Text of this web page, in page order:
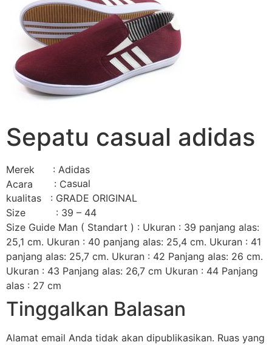
Sepatu casual adidas
Merek : Adidas
Acara : Casual
kualitas : GRADE ORIGINAL
Size : 39 – 44
Size Guide Man ( Standart ) : Ukuran : 39 panjang alas:
25,1 cm. Ukuran : 40 panjang alas: 25,4 cm. Ukuran : 41
panjang alas: 25,7 cm. Ukuran : 42 Panjang alas: 26 cm.
Ukuran : 43 Panjang alas: 26,7 cm Ukuran : 44 Panjang
alas : 27 cm
Tinggalkan Balasan
Alamat email Anda tidak akan dipublikasikan. Ruas yang